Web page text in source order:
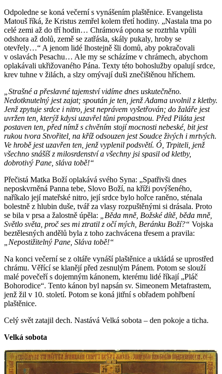
Odpoledne se koná večerní s vynášením plaštěnice. Evangelista
Matouš říká, že Kristus zemřel kolem třetí hodiny. „Nastala tma po
celé zemi až do tří hodin… Chrámová opona se roztrhla vpůli
odshora až dolů, země se zatřásla, skály pukaly, hroby se
otevřely…“ A jenom lidé lhostejně šli domů, aby pokračovali
v oslavách Pesachu… Ale my se scházíme v chrámech, abychom
oplakávali ukřižovaného Pána. Texty této bohoslužby opalují srdce,
krev tuhne v žilách, a slzy omývají duši znečištěnou hříchem.
„Strašné a přeslavné tajemství vidíme dnes uskutečněno.
Nedotknutelný jest zajat; spoután je ten, jenž Adama uvolnil z kletby.
Jenž zpytuje srdce i nitro, jest neprávem vyšetřován; do žaláře jest
uvržen ten, kterýž kdysi uzavřel tůni propastnou. Před Piláta jest
postaven ten, před nímž s chvěním stojí mocnosti nebeské, bit jest
rukou tvora Stvořitel, na kříž odsouzen jest Soudce živých i mrtvých.
Ve hrobě jest uzavřen ten, jenž vyplenil podsvětí. Ó, Trpiteli, jenž
všechno snášíš z milosrdenství a všechny jsi spasil od kletby,
dobrotivý Pane, sláva tobě!“
Přečistá Matka Boží oplakává svého Syna: „Spatřivši dnes
neposkvrněná Panna tebe, Slovo Boží, na kříži povýšeného,
naříkalo její mateřské nitro, její srdce bylo hořce raněno, sténala
bolestně z hlubin duše, tvář za vlasy rozpuštěnými si drásala. Proto
se bila v prsa a žalostně úpěla:
„Běda mně, Božské dítě, běda mně,
Světlo světa, proč ses mi ztratil z očí mých, Beránku Boží?“ Vojska
beztělesných andělů byla z toho zachvácena třesem a pravila:
„Nepostižitelný Pane, Sláva tobě!“
Na konci večerní se z oltáře vynáší plaštěnice a ukládá se uprostřed
chrámu. Věřící se klanějí před zesnulým Pánem. Potom se slouží
malé povečeří s dojemným kánonem, kterému lidé říkají „Pláč
Bohorodice“. Tento kánon byl napsán sv. Simeonem Metafrastem,
jenž žil v 10. století. Potom se koná jitřní s obřadem pohřbení
plaštěnice.
Celý svět zatajil dech. Nastává Velká sobota – den pokoje a ticha.
Velká sobota